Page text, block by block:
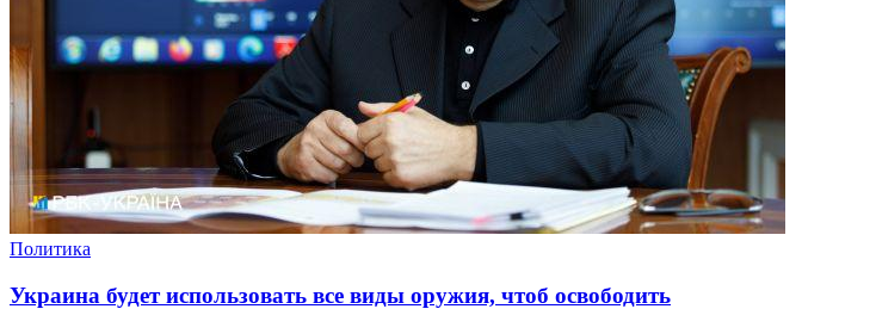
Политика
Украина будет использовать все виды оружия, чтоб освободить